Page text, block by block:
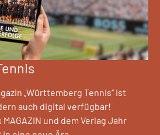
„Württemberg Tennis“ ist
auch digital verfügbar!
und dem Verlag Jahr